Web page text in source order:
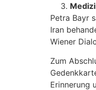
Petra Bayr
Iran
Wiener
Zum
Erinnerung